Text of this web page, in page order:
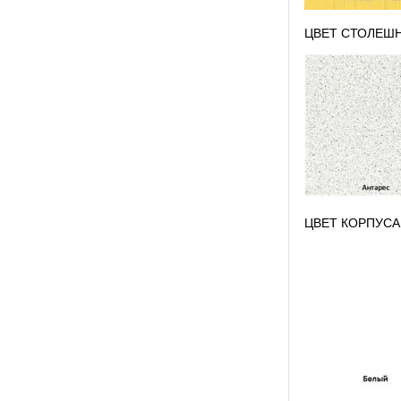
ЦВЕТ
ЦВЕТ КОРПУСА